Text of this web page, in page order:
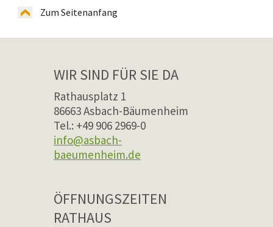
Zum Seitenanfang
WIR SIND FÜR SIE DA
Rathausplatz 1
86663 Asbach-Bäumenheim
Tel.: +49 906 2969-0
info@asbach-
baeumenheim.de
ÖFFNUNGSZEITEN
RATHAUS